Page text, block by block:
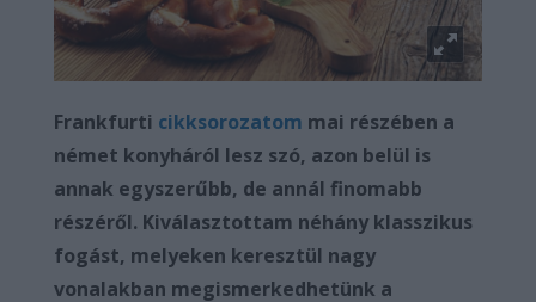
Frankfurti cikksorozatom mai részében a
német konyháról lesz szó, azon belül is
annak egyszerűbb, de annál finomabb
részéről. Kiválasztottam néhány klasszikus
fogást, melyeken keresztül nagy
vonalakban megismerkedhetünk a